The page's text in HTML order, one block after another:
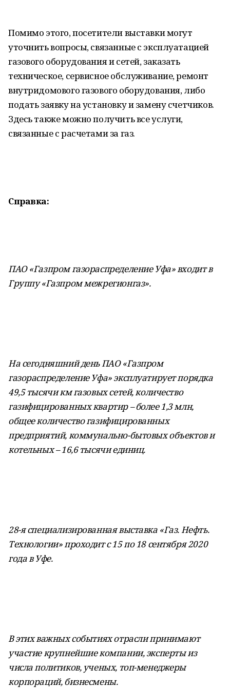
Помимо этого, посетители выставки могут
уточнить вопросы, связанные с эксплуатацией
газового оборудования и сетей, заказать
техническое, сервисное обслуживание, ремонт
внутридомового газового оборудования, либо
подать заявку на установку и замену счетчиков.
Здесь также можно получить все услуги,
связанные с расчетами за газ.
Справка:
ПАО «Газпром газораспределение Уфа» входит в
Группу «Газпром межрегионгаз».
На сегодняшний день ПАО «Газпром
газораспределение Уфа» эксплуатирует порядка
49,5 тысячи км газовых сетей, количество
газифицированных квартир – более 1,3 млн,
общее количество газифицированных
предприятий, коммунально-бытовых объектов и
котельных – 16,6 тысячи единиц.
28-я специализированная выставка «Газ. Нефть.
Технологии» проходит с 15 по 18 сентября 2020
года в Уфе.
В этих важных событиях отрасли принимают
участие крупнейшие компании, эксперты из
числа политиков, ученых, топ-менеджеры
корпораций, бизнесмены.